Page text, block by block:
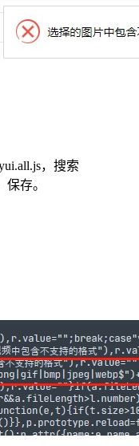
，搜索
保存。